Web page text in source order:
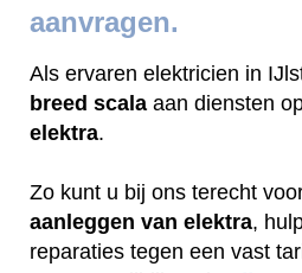
aanvragen.
Als ervaren elektricien in
breed scala aan diensten
elektra.
Zo kunt u bij ons terecht
aanleggen van elektra,
reparaties tegen een vast